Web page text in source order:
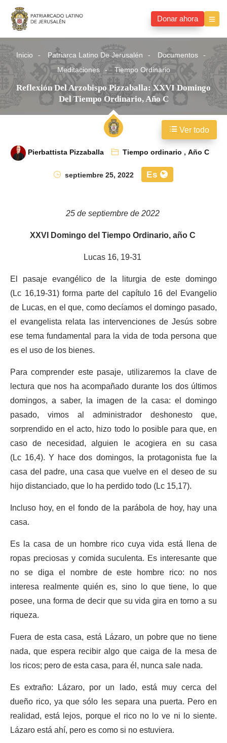
Donar ahora
Inicio Patriarca Latino De Jerusalén
Documentos
Meditaciones
Tiempo Ordinario
Reflexión Del Arzobispo Pizzaballa: XXVI Domingo
Del Tiempo Ordinario, Año C
Pierbattista Pizzaballa Tiempo ordinario ,Año C
septiembre 25, 2022
Es
25 de septiembre de 2022
XXVI Domingo del Tiempo Ordinario, año C
Lucas 16, 19-31
El pasaje evangélico de la liturgia de este domingo
(Lc 16,19-31) forma parte del capítulo 16 del Evangelio
de Lucas, en el que, como decíamos el domingo pasado,
el evangelista relata las intervenciones de Jesús sobre
ese tema fundamental para la vida de toda persona que
es el uso de los bienes.
Para comprender este pasaje, utilizaremos la clave de
lectura que nos ha acompañado durante los dos últimos
domingos, a saber, la imagen de la casa: el domingo
pasado, vimos al administrador deshonesto que,
sorprendido en el acto, hizo todo lo posible para que, en
caso de necesidad, alguien le acogiera en su casa
(Lc 16,4). Y hace dos domingos, la protagonista fue la
casa del padre, una casa que vuelve en el deseo de su
hijo distanciado, que lo ha perdido todo (Lc 15,17).
Incluso hoy, en el fondo de la parábola de hoy, hay una
casa.
Es la casa de un hombre rico cuya vida está llena de
ropas preciosas y comida suculenta. Es interesante que
no se diga el nombre de este hombre rico: no nos
interesa realmente quién es, sino lo que tiene, lo que
posee, una forma de decir que su vida gira en torno a su
riqueza.
Fuera de esta casa, está Lázaro, un pobre que no tiene
nada, que espera recibir algo que caiga de la mesa de
los ricos; pero de esta casa, para él, nunca sale nada.
Es extraño: Lázaro, por un lado, está muy cerca del
dueño rico, ya que sólo les separa una puerta. Pero en
realidad, está lejos, porque el rico no lo ve ni lo siente.
Lázaro está ahí, pero es como si no estuviera.
Ver todo